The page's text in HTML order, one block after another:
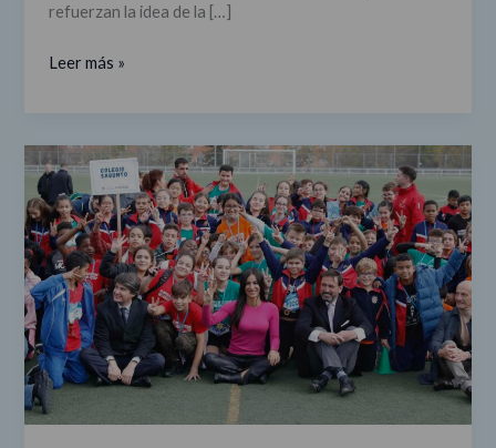
refuerzan la idea de la […]
Leer más »
Concluye
la
Primera
Olimpiada
Escolar
del
Distrito
de
Villaverde